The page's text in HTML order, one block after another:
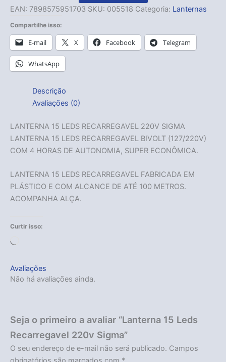
EAN: 7898575951703 SKU: 005518 Categoria: Lanternas
Compartilhe isso:
E-mail X Facebook Telegram
WhatsApp
Descrição
Avaliações (0)
LANTERNA 15 LEDS RECARREGAVEL 220V SIGMA
LANTERNA 15 LEDS RECARREGAVEL BIVOLT (127/220V)
COM 4 HORAS DE AUTONOMIA, SUPER ECONÔMICA.
LANTERNA 15 LEDS RECARREGAVEL FABRICADA EM
PLÁSTICO E COM ALCANCE DE ATÉ 100 METROS.
ACOMPANHA ALÇA.
Curtir isso:
Avaliações
Não há avaliações ainda.
Seja o primeiro a avaliar “Lanterna 15 Leds
Recarregavel 220v Sigma”
O seu endereço de e-mail não será publicado. Campos